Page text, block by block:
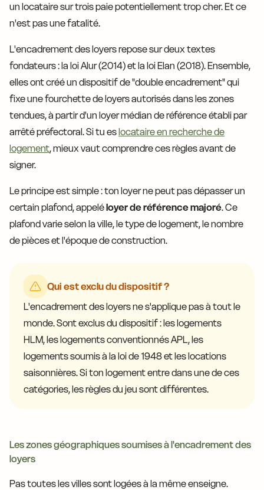
un locataire sur trois paie potentiellement trop cher. Et ce
n'est pas une fatalité.
L'encadrement des loyers repose sur deux textes
fondateurs : la loi Alur (2014) et la loi Elan (2018). Ensemble,
elles ont créé un dispositif de "double encadrement" qui
fixe une fourchette de loyers autorisés dans les zones
tendues, à partir d'un loyer médian de référence établi par
arrêté préfectoral. Si tu eslocataire en recherche de
logement, mieux vaut comprendre ces règles avant de
signer.
Le principe est simple : ton loyer ne peut pas dépasser un
certain plafond, appeléloyer de référence majoré. Ce
plafond varie selon la ville, le type de logement, le nombre
de pièces et l'époque de construction.
Qui est exclu du dispositif ?
L'encadrement des loyers ne s'applique pas à tout le
monde. Sont exclus du dispositif : les logements
HLM, les logements conventionnés APL, les
logements soumis à la loi de 1948 et les locations
saisonnières. Si ton logement entre dans une de ces
catégories, les règles du jeu sont différentes.
Les zones géographiques soumises à l'encadrement des
loyers
Pas toutes les villes sont logées à la même enseigne.